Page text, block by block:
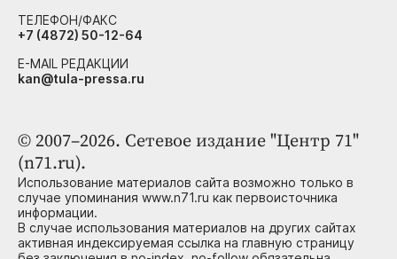
© 2007–2026. Сетевое издание "Центр 71"
(n71.ru).
Использование материалов сайта возможно только в
случае упоминания www.n71.ru как первоисточника
информации.
В случае использования материалов на других сайтах
активная индексируемая ссылка на главную страницу
ТЕЛЕФОН/ФАКС
+7 (4872) 50-12-64
E-MAIL РЕДАКЦИИ
kan@tula-pressa.ru